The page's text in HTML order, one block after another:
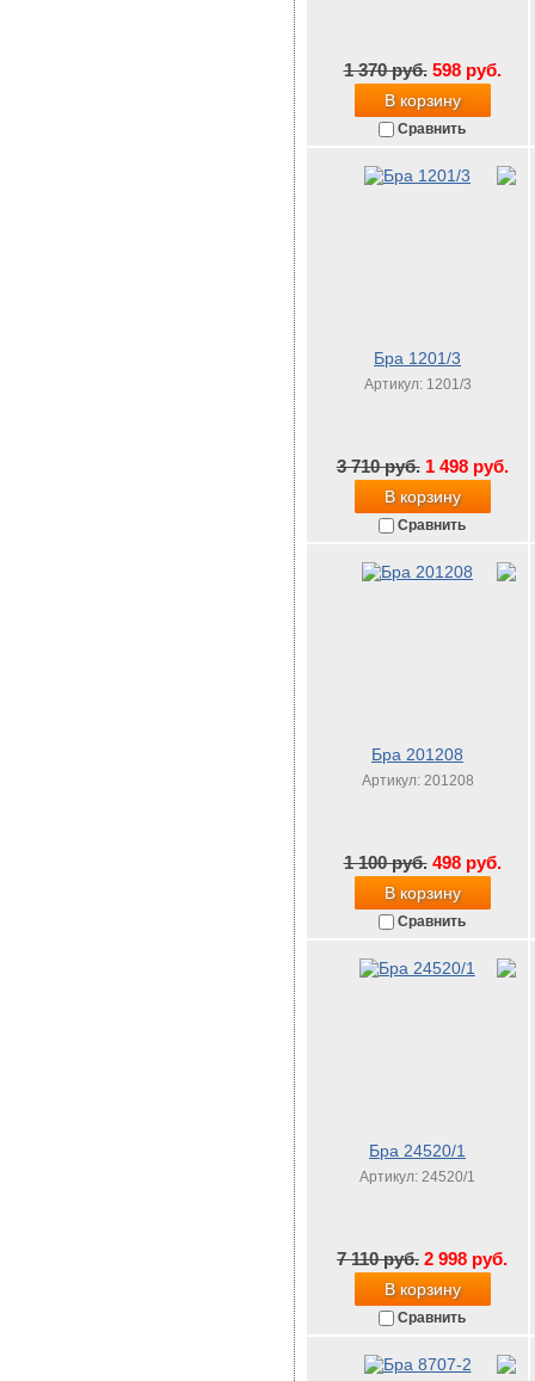
1 370 руб. 598 руб.
В корзину
Сравнить
Бра 1201/3
Артикул: 1201/3
3 710 руб. 1 498 руб.
В корзину
Сравнить
Бра 201208
Артикул: 201208
1 100 руб. 498 руб.
В корзину
Сравнить
Бра 24520/1
Артикул: 24520/1
7 110 руб. 2 998 руб.
В корзину
Сравнить